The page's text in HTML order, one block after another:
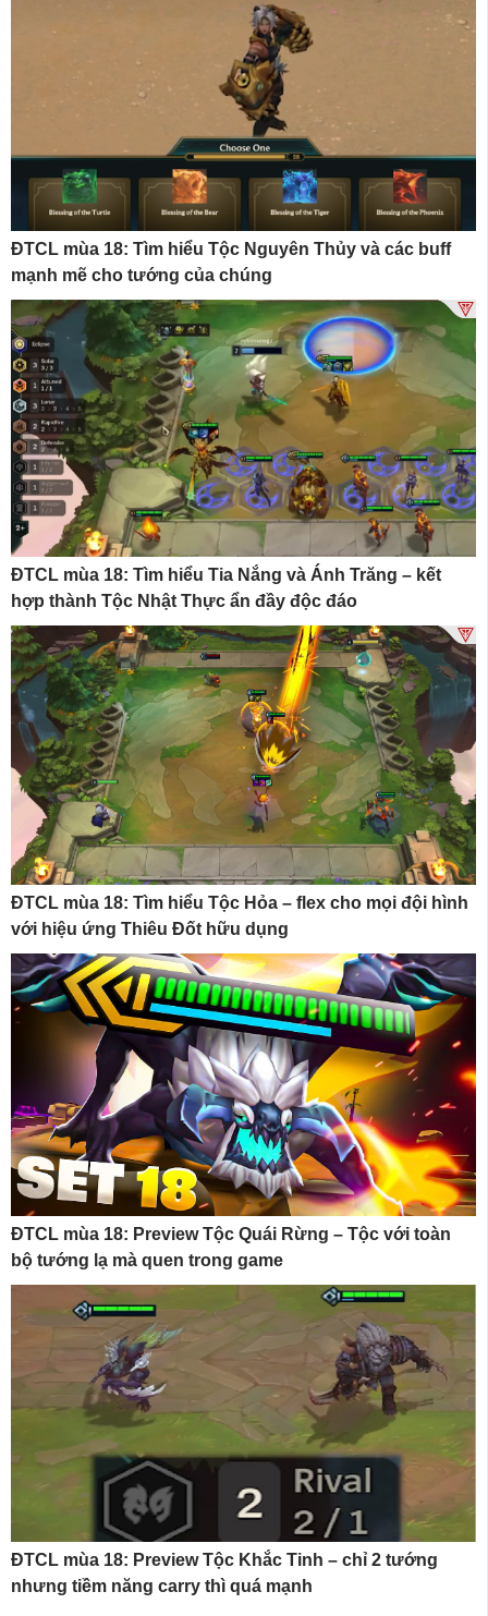
ĐTCL mùa 18: Tìm hiểu Tộc Nguyên Thủy và các buff
mạnh mẽ cho tướng của chúng
ĐTCL mùa 18: Tìm hiểu Tia Nắng và Ánh Trăng – kết
hợp thành Tộc Nhật Thực ẩn đầy độc đáo
ĐTCL mùa 18: Tìm hiểu Tộc Hỏa – flex cho mọi đội hình
với hiệu ứng Thiêu Đốt hữu dụng
ĐTCL mùa 18: Preview Tộc Quái Rừng – Tộc với toàn
bộ tướng lạ mà quen trong game
ĐTCL mùa 18: Preview Tộc Khắc Tinh – chỉ 2 tướng
nhưng tiềm năng carry thì quá mạnh